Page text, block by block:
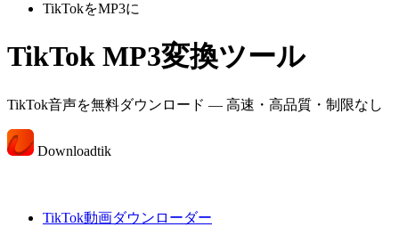
TikTokをMP3に
TikTok MP3変換ツール
TikTok音声を無料ダウンロード — 高速・高品質・制限なし
Downloadtik
TikTok動画ダウンローダー